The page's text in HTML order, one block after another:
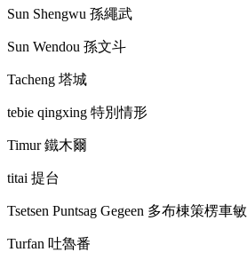
Sun Shengwu 孫繩武
Sun Wendou 孫文斗
Tacheng 塔城
tebie qingxing 特別情形
Timur鐵木爾
titai 提台
Tsetsen Puntsag Gegeen 多布棟策楞車敏
Turfan 吐魯番